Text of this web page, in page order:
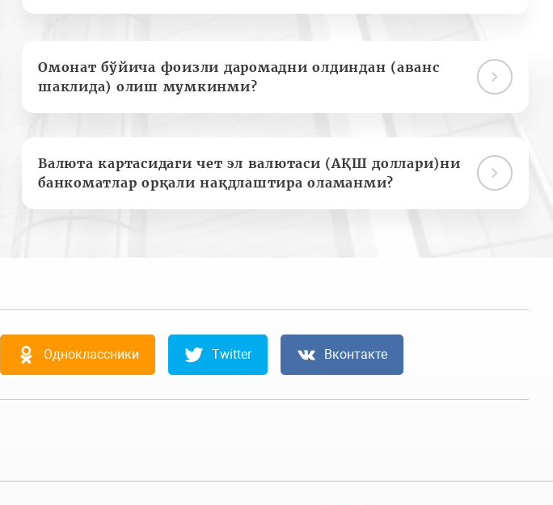
Омонат бўйича фоизли даромадни олдиндан (аванс
шаклида) олиш мумкинми?
Валюта картасидаги чет эл валютаси (АҚШ доллари)ни
банкоматлар орқали нақдлаштира оламанми?
Одноклассники Twitter Вконтакте